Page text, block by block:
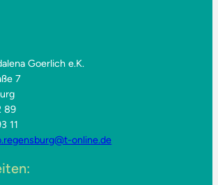
Goerlich e.K.
7
89
11
online.de